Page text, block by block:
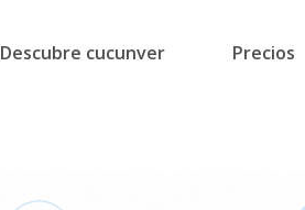
Descubre cucunver Precios